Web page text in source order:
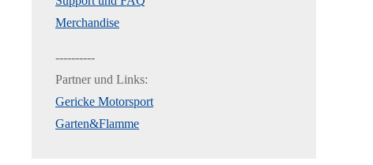
Merchandise
----------
Partner und Links:
Gericke Motorsport
Garten&Flamme